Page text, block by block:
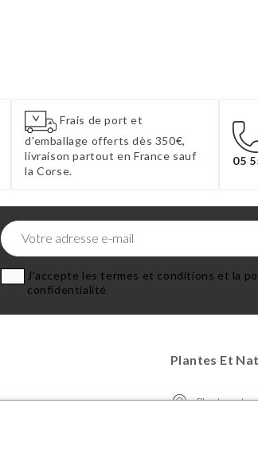
Frais de port et
d'emballage offerts dès 350€,
livraison partout en France sauf
la Corse.
05
J'accepte les termes et conditions et la
confidentialité
Plantes Et
Plantes et